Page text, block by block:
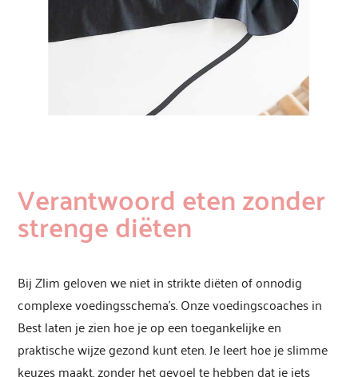
Verantwoord eten zonder
strenge diëten
Bij Zlim geloven we niet in strikte diëten of onnodig
complexe voedingsschema’s. Onze voedingscoaches in
Best laten je zien hoe je op een toegankelijke en
praktische wijze gezond kunt eten. Je leert hoe je slimme
keuzes maakt, zonder het gevoel te hebben dat je iets